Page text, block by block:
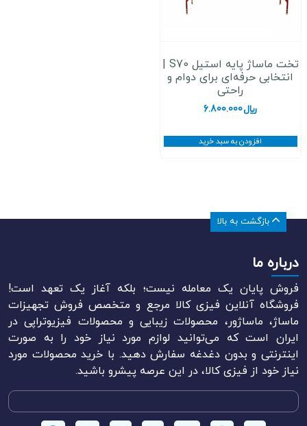
انتخابی حرفه‌ای برای دوام و
راحتی
﷼6.800.000
افزودن به سبد خرید
درباره ما
فروش پایان یک معامله نیست؛ بلکه آغاز یک تعهد است!
فروشگاه آنلاین فیزی کالا مرجع و متخصص فروش تجهیزات
ماساژ، ماساژور، محصولات زیبایی و محصولات فیزیوتراپی در
ایران است که می‌توانید لوازم مورد نیاز خود را به صورت
اینترنتی و بدون دغدغه سفارش دهید. با خرید محصولات مورد
نیاز خود از فیزی کالا، در این عرصه پیشرو باشید.
بازگشت به بالا